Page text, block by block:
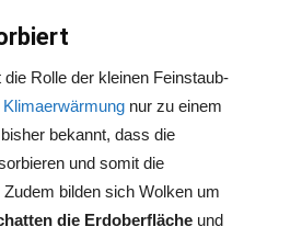
Rolle der kleinen Feinstaub-
Klimaerwärmung nur zu einem
bekannt, dass die
und somit die
Zudem bilden sich Wolken um
die Erdoberfläche und